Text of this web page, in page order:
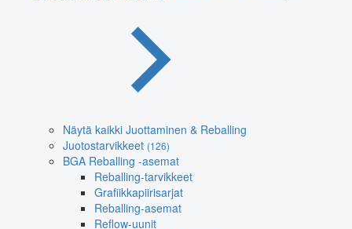
Näytä kaikki Juottaminen & Reballing
Juotostarvikkeet (126)
BGA Reballing -asemat
Reballing-tarvikkeet
Grafiikkapiirisarjat
Reballing-asemat
Reflow-uunit